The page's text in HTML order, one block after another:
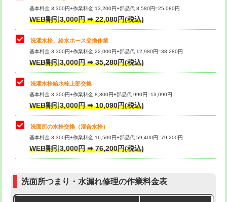
管・ポリ管・HT管使用/3ｍ超え)
排水管工事（土の掘削・埋め戻し作
業）
排水管工事（排水管工事/3ｍまで） 55,000円
排水管工事（追加 排水管工事/3ｍ超
え）
マス交換（土の掘削・埋め戻し作業）
マス交換（深さ50㎝未満）
マス交換（深さ50㎝以上）
止水・漏水調査・防水処理・清掃・修
理・調整・分解・加工など（重作業）
33,000円
キッチンタンク脱着
その他部品の脱着
交換・取付（タンク）
交換・取付(単水栓（壁付・デッキ
式）)
交換・取付(混合水栓（壁付・デッキ
式・ワンホール）)
16,500円+材料費
（P/S/ポップアップ））
交換・取付（その他部品） 11,000円+材料費
基本料金 3,300円+作業料金 13,200円+部品代 8,580円=25,080円
WEB割引3,000円 ➡ 22,080円(税込)
洗濯水栓、給水ホース交換作業
基本料金 3,300円+作業料金 22,000円+部品代 12,980円=38,280円
WEB割引3,000円 ➡ 35,280円(税込)
洗濯水栓給水栓上部交換
基本料金 3,300円+作業料金 8,800円+部品代 990円=13,090円
WEB割引3,000円 ➡ 10,090円(税込)
洗面所の水栓交換（混合水栓）
基本料金 3,300円+作業料金 16,500円+部品代 59,400円=79,200円
WEB割引3,000円 ➡ 76,200円(税込)
洗面所つまり・水漏れ修理の作業料金表